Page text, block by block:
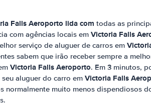
Falls Aeroporto lida com todas as
com agências locais em Victoria Falls
serviço de aluguer de carros em
sabem que irão receber sempre a
Victoria Falls Aeroporto. Em 3 minutos,
aluguer do carro em Victoria Falls
normalmente muito menos dispendiosos